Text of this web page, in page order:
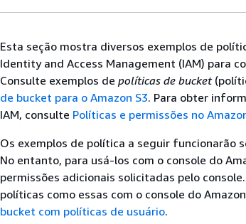
Esta seção mostra diversos exemplos de
Identity and Access Management (IAM) para
Consulte exemplos de políticas de bucket
de bucket para o Amazon S3. Para obter
IAM, consulte Políticas e permissões no
Os exemplos de política a seguir funcionarão
No entanto, para usá-los com o console do
permissões adicionais solicitadas pelo
políticas como essas com o console do
bucket com políticas de usuário.